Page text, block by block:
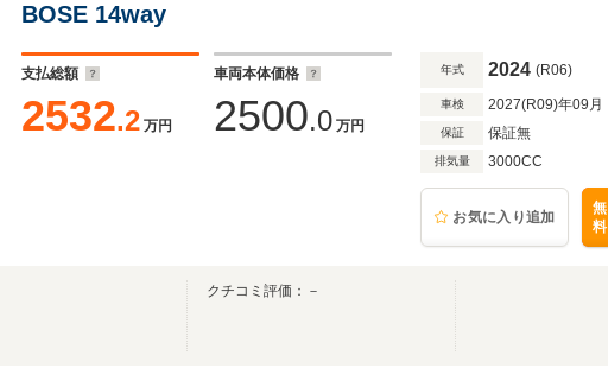
BOSE 14way
支払総額
2532.2 万円
車両本体価格
2500.0 万円
年式 2024 (R06)
車検 2027(R09)年09月
保証 保証無
排気量 3000CC
お気に入り追加
無
料
クチコミ評価：－